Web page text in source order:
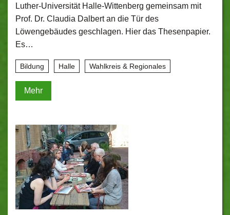
Luther-Universität Halle-Wittenberg gemeinsam mit
Prof. Dr. Claudia Dalbert an die Tür des
Löwengebäudes geschlagen. Hier das Thesenpapier.
Es…
Bildung Halle Wahlkreis & Regionales
Mehr